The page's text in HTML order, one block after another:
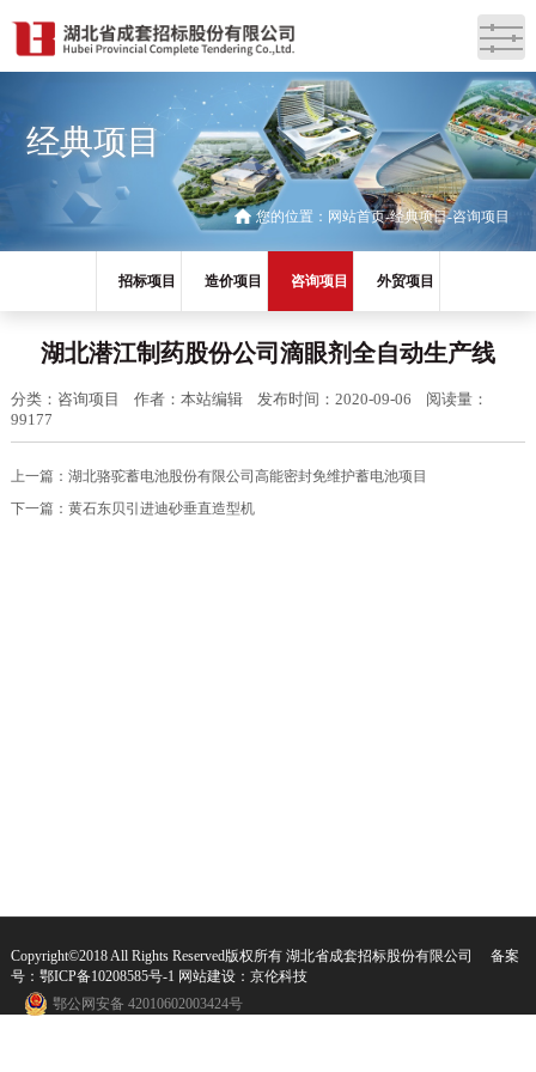
经典项目
您的位置： 网站首页 经典项目 咨询项目
招标项目 造价项目 咨询项目 外贸项目
湖北潜江制药股份公司滴眼剂全自动生产线
分类：咨询项目 作者：本站编辑 发布时间：2020-09-06
阅读量：
99177
上一篇： 湖北骆驼蓄电池股份有限公司高能密封免维护蓄电池项目
下一篇： 黄石东贝引进迪砂垂直造型机
Copyright©2018 All Rights Reserved版权所有 湖北省成套招标股份有限公司 备案
号： 鄂ICP备10208585号-1 网站建设： 京伦科技
鄂公网安备 42010602003424号